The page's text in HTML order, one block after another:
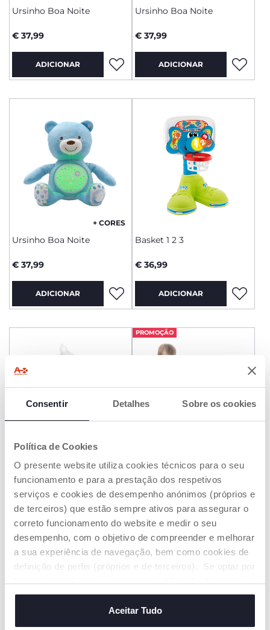
Consentir Detalhes Sobre os cookies
Política de Cookies
O presente website utiliza cookies técnicos para o seu
funcionamento e para a prestação dos respetivos
serviços e cookies de desempenho anónimos (próprios e
de terceiros) que estão sempre ativos para assegurar o
correto funcionamento do website e medir o seu
desempenho, com o objetivo de compreender e melhorar
a sua experiência de navegação, bem como cookies de
definição de perfis (próprios e de terceiros). Se optar por
cookies. Se quiser saber mais, alterar ou revogar o
consentimento de todos ou de alguns cookies, clique em
"mostrar detalhes". Ao fechar este aviso, está a
Aceitar Tudo
Ursinho Boa Noite
€ 37,99
ADICIONAR
Ursinho Boa Noite
€ 37,99
ADICIONAR
+ CORES
Ursinho Boa Noite
€ 37,99
ADICIONAR
Basket 1 2 3
€ 36,99
ADICIONAR
ASPIRADOR NASAL
ELÉTRICO PHYSIOCLEAN
€ 29,99
ADICIONAR
PROMOÇÃO
Safari Golf e Pista 3 em 1
Price reduced from
€ 24,99 -15%
to
€ 21,24
ADICIONAR